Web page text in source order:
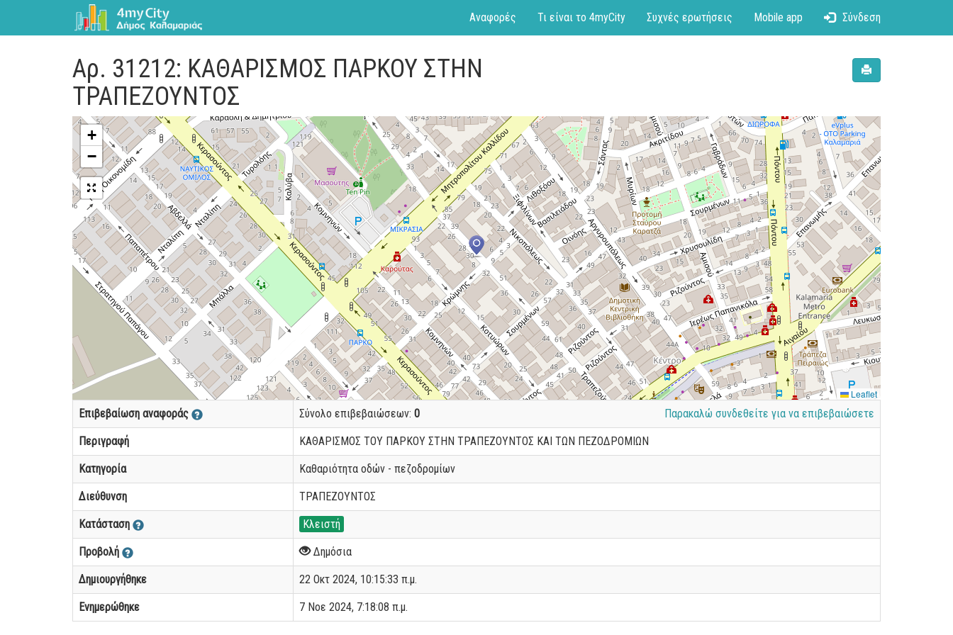
Αναφορές Τι είναι το 4myCity Συχνές ερωτήσεις Mobile app Σύνδεση
Αρ. 31212: ΚΑΘΑΡΙΣΜΟΣ ΠΑΡΚΟΥ ΣΤΗΝ
ΤΡΑΠΕΖΟΥΝΤΟΣ
+
−
Leaflet
Επιβεβαίωση αναφοράς Σύνολο επιβεβαιώσεων: 0 Παρακαλώ συνδεθείτε για να επιβεβαιώσετε
Περιγραφή ΚΑΘΑΡΙΣΜΟΣ ΤΟΥ ΠΑΡΚΟΥ ΣΤΗΝ ΤΡΑΠΕΖΟΥΝΤΟΣ ΚΑΙ ΤΩΝ ΠΕΖΟΔΡΟΜΙΩΝ
Κατηγορία Καθαριότητα οδών - πεζοδρομίων
Διεύθυνση ΤΡΑΠΕΖΟΥΝΤΟΣ
Κατάσταση Κλειστή
Προβολή Δημόσια
Δημιουργήθηκε 22 Οκτ 2024, 10:15:33 π.μ.
Ενημερώθηκε 7 Νοε 2024, 7:18:08 π.μ.